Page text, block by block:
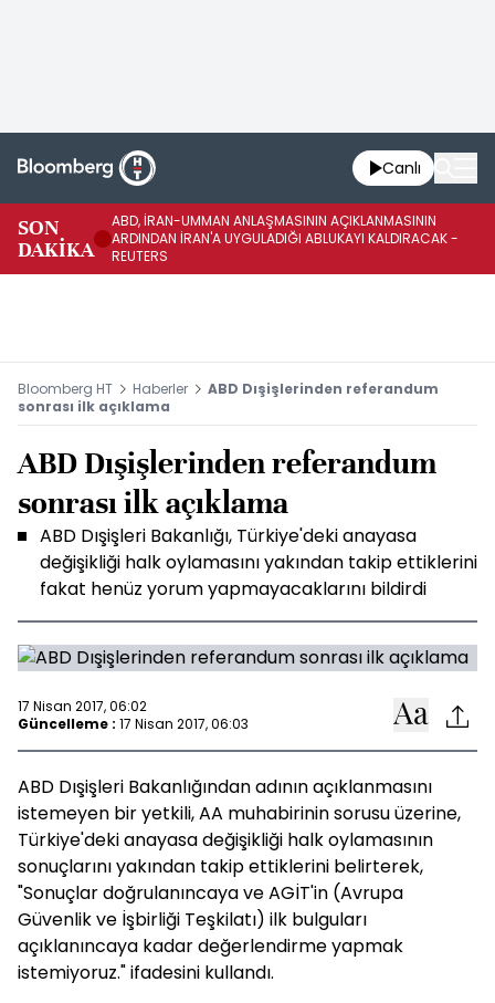
Canlı
SON
DAKİKA
ABD, İRAN-UMMAN ANLAŞMASININ AÇIKLANMASININ
ARDINDAN İRAN'A UYGULADIĞI ABLUKAYI KALDIRACAK -
REUTERS
Bloomberg HT Haberler
ABD Dışişlerinden referandum
sonrası ilk açıklama
ABD Dışişlerinden referandum
sonrası ilk açıklama
ABD Dışişleri Bakanlığı, Türkiye'deki anayasa
değişikliği halk oylamasını yakından takip ettiklerini
fakat henüz yorum yapmayacaklarını bildirdi
17 Nisan 2017, 06:02
Güncelleme : 17 Nisan 2017, 06:03
ABD Dışişleri Bakanlığından adının açıklanmasını
istemeyen bir yetkili, AA muhabirinin sorusu üzerine,
Türkiye'deki anayasa değişikliği halk oylamasının
sonuçlarını yakından takip ettiklerini belirterek,
"Sonuçlar doğrulanıncaya ve AGİT'in (Avrupa
Güvenlik ve İşbirliği Teşkilatı) ilk bulguları
açıklanıncaya kadar değerlendirme yapmak
istemiyoruz." ifadesini kullandı.